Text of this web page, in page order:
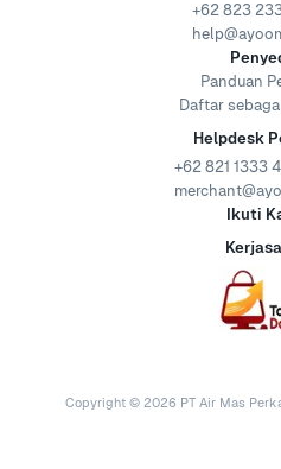
+62 823
Panduan
Daftar
Helpdesk
+62 821 1333
Ikuti
Copyright © 2026 PT Air Mas